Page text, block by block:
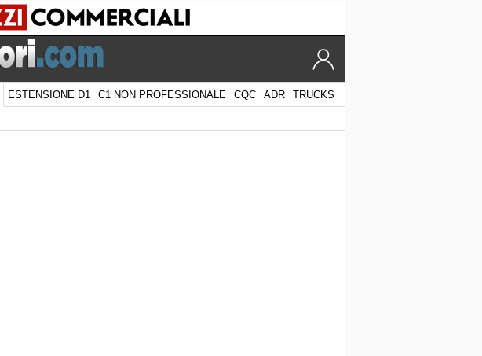
ESTENSIONE D1 C1 NON PROFESSIONALE CQC ADR TRUCKS